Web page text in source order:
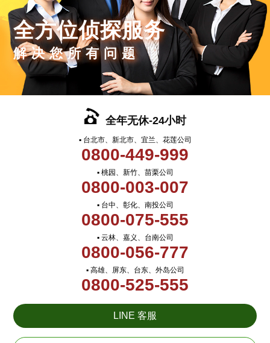
全方位侦探服务
解决您所有问题
全年无休-24小时
▪ 台北市、新北市、宜兰、花莲公司
0800-449-999
▪ 桃园、新竹、苗栗公司
0800-003-007
▪ 台中、彰化、南投公司
0800-075-555
▪ 云林、嘉义、台南公司
0800-056-777
▪ 高雄、屏东、台东、外岛公司
0800-525-555
LINE 客服